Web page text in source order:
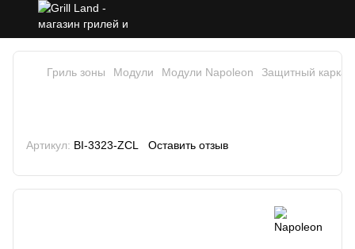
Гриль зоны Модули Модули Napoleon Защитный
Артикул: BI-3323-ZCL Оставить отзыв